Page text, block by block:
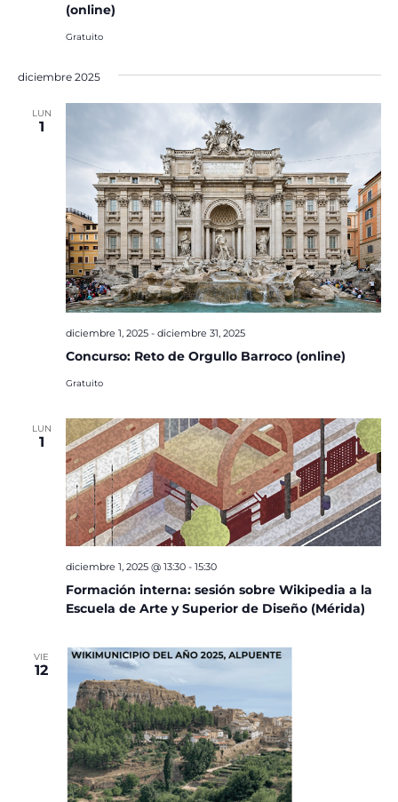
(online)
Gratuito
diciembre 2025
LUN
1
Concurso: Reto de Orgullo Barroco (online)
diciembre 1, 2025- diciembre 31, 2025
Gratuito
LUN
1
Formación interna: sesión sobre Wikipedia a la
Escuela de Arte y Superior de Diseño (Mérida)
diciembre 1, 2025 @ 13:30- 15:30
VIE
12